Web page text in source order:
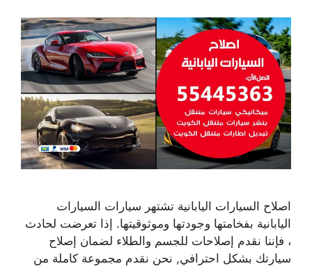
اصلاح السيارات اليابانية تشتهر سيارات السيارات
اليابانية بفخامتها وجودتها وموثوقيتها. إذا تعرضت لحادث
، فإننا نقدم إصلاحات للجسم والطلاء لضمان إصلاح
سيارتك بشكل احترافي, نحن نقدم مجموعة كاملة من